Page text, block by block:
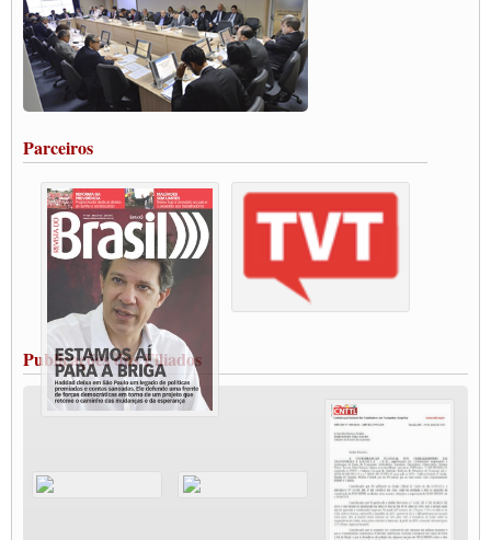
Carta às Brasileiras e aos Brasileiros em Defesa do Estado Democrático de Direito
Paulinho, presidente da CNTTL, faz balanço do 3º Congresso da CNTTL
Caminhoneiros aprovam greve a partir do 1º de novembro
Rodoviários de Feira Santana fazem Assembleia para avaliar proposta de reajuste
salarial
Vacina Já: Lockdown de 24 horas dos trabalhadores em transportes está mantido,
Condutores de Guarulhos farão greve sanitária nesta terça-feira (20)
Paralisação dos Caminhoneiros na #BR285, entrocamento que liga o Mercosul ao
Rio Grande
Caminhoneiros bloqueiam duas faixas na Castello Branco e fazem protesto
Modal-Live #13 Aumento da Violência Contra Mulher e o Adoecimento da Classe
Trabalhadora em Tempos de Pandemia
MODAL-LIVE#12 POLÍTICAS PÚBLICAS DE TRANSPORTE PARA A
CLASSE TRABALHADORA E ELEIÇÕES NA PANDEMIA
MODAL-LIVE#11 POLÍTICAS PÚBLICAS DE TRANSPORTE
JUVENTUDE DO TRANSPORTE: POR QUE DEVEMOS NOS ORGANIZAR?
Fabio Primo testa positivo para Coronavírus, mas está bem de saúde
Modal-Live#9 Quais são os direitos dos trabalhador@s que contraem a Covid-19 na
Participe da Campanha Fora Bolsonaro
CNTTL e FECOOTAC apoiam Campanha de testes de COVID-19 para
Parceiros
Publicações dos Filiados